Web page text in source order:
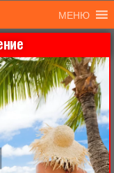
МЕНЮ